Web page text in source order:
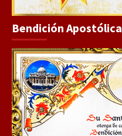
Bendición Apostólica